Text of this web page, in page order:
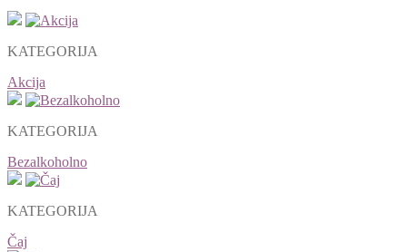
KATEGORIJA
Akcija
KATEGORIJA
Bezalkoholno
KATEGORIJA
Čaj